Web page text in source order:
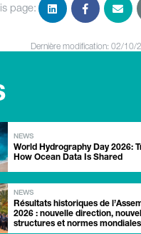
page:
Dernière modification: 02/10/
NEWS
World Hydrography Day 2026:
How Ocean Data Is Shared
NEWS
Résultats historiques de
2026 : nouvelle direction,
structures et normes mondiales